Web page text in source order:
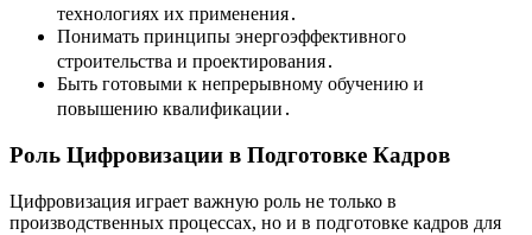
технологиях их применения․
Понимать принципы энергоэффективного
строительства и проектирования․
Быть готовыми к непрерывному обучению и
повышению квалификации․
Роль Цифровизации в Подготовке Кадров
Цифровизация играет важную роль не только в
производственных процессах, но и в подготовке кадров для